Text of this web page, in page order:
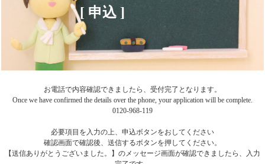
[ 申込 ]
お電話で内容確認できましたら、受付完了となります。
Once we have confirmed the details over the phone, your application will be complete.
0120-968-119
必要項目を入力の上、申込ボタンをおしてください
確認画面で確認後、送信するボタンを押してください。
【送信ありがとうございました。】のメッセージ画面が確認できましたら、入力